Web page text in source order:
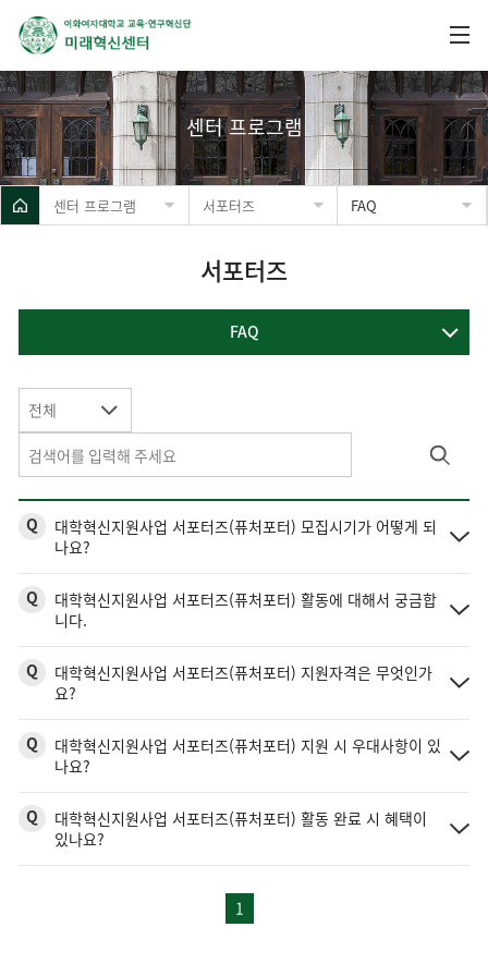
센터 프로그램
센터 프로그램 서포터즈 FAQ
서포터즈
FAQ
전체
Q
대학혁신지원사업 서포터즈(퓨처포터) 모집시기가 어떻게 되
나요?
Q
대학혁신지원사업 서포터즈(퓨처포터) 활동에 대해서 궁금합
니다.
Q
대학혁신지원사업 서포터즈(퓨처포터) 지원자격은 무엇인가
요?
Q
대학혁신지원사업 서포터즈(퓨처포터) 지원 시 우대사항이 있
나요?
Q
대학혁신지원사업 서포터즈(퓨처포터) 활동 완료 시 혜택이
있나요?
1